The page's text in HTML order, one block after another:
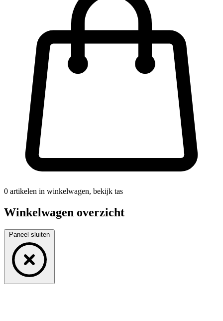
0 artikelen in winkelwagen, bekijk tas
Winkelwagen overzicht
Paneel sluiten